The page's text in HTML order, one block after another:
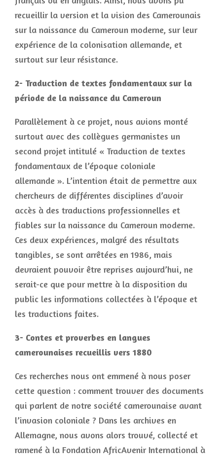
recueillir la version et la vision des Camerounais
sur la naissance du Cameroun moderne, sur leur
expérience de la colonisation allemande, et
surtout sur leur résistance.
2- Traduction de textes fondamentaux sur la
période de la naissance du Cameroun
Parallèlement à ce projet, nous avions monté
surtout avec des collègues germanistes un
second projet intitulé « Traduction de textes
fondamentaux de l’époque coloniale
allemande ». L’intention était de permettre aux
chercheurs de différentes disciplines d’avoir
accès à des traductions professionnelles et
fiables sur la naissance du Cameroun moderne.
Ces deux expériences, malgré des résultats
tangibles, se sont arrêtées en 1986, mais
devraient pouvoir être reprises aujourd’hui, ne
serait-ce que pour mettre à la disposition du
public les informations collectées à l’époque et
les traductions faites.
3- Contes et proverbes en langues
camerounaises recueillis vers 1880
Ces recherches nous ont emmené à nous poser
cette question : comment trouver des documents
qui parlent de notre société camerounaise avant
l’invasion coloniale ? Dans les archives en
Allemagne, nous avons alors trouvé, collecté et
ramené à la Fondation AfricAvenir International à